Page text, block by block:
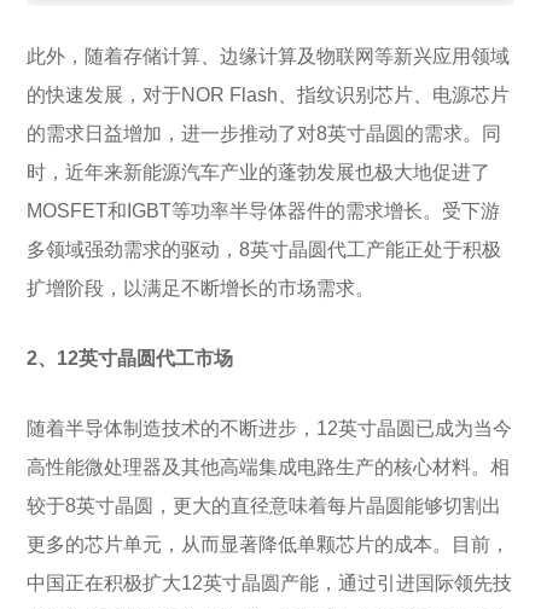
此外，随着存储计算、边缘计算及物联网等新兴应用领域
的快速发展，对于NOR Flash、指纹识别芯片、电源芯片
的需求日益增加，进一步推动了对8英寸晶圆的需求。同
时，近年来新能源汽车产业的蓬勃发展也极大地促进了
MOSFET和IGBT等功率半导体器件的需求增长。受下游
多领域强劲需求的驱动，8英寸晶圆代工产能正处于积极
扩增阶段，以满足不断增长的市场需求。
2、12英寸晶圆代工市场
随着半导体制造技术的不断进步，12英寸晶圆已成为当今
高性能微处理器及其他高端集成电路生产的核心材料。相
较于8英寸晶圆，更大的直径意味着每片晶圆能够切割出
更多的芯片单元，从而显著降低单颗芯片的成本。目前，
中国正在积极扩大12英寸晶圆产能，通过引进国际领先技